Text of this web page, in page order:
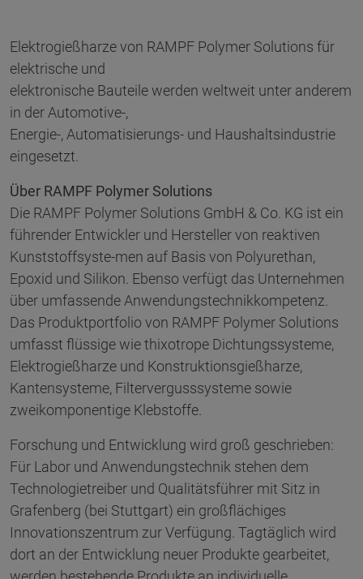
Elektrogießharze von RAMPF Polymer Solutions für
elektrische und
elektronische Bauteile werden weltweit unter anderem
in der Automotive-,
Energie-, Automatisierungs- und Haushaltsindustrie
eingesetzt.
Über RAMPF Polymer Solutions
Die RAMPF Polymer Solutions GmbH & Co. KG ist ein
führender Entwickler und Hersteller von reaktiven
Kunststoffsyste-men auf Basis von Polyurethan,
Epoxid und Silikon. Ebenso verfügt das Unternehmen
über umfassende Anwendungstechnikkompetenz.
Das Produktportfolio von RAMPF Polymer Solutions
umfasst flüssige wie thixotrope Dichtungssysteme,
Elektrogießharze und Konstruktionsgießharze,
Kantensysteme, Filtervergusssysteme sowie
zweikomponentige Klebstoffe.
Forschung und Entwicklung wird groß geschrieben:
Für Labor und Anwendungstechnik stehen dem
Technologietreiber und Qualitätsführer mit Sitz in
Grafenberg (bei Stuttgart) ein großflächiges
Innovationszentrum zur Verfügung. Tagtäglich wird
dort an der Entwicklung neuer Produkte gearbeitet,